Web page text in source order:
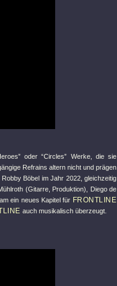
oder “Circles” Werke, die sie
Refrains altern nicht und prägen
Böbel im Jahr 2022, gleichzeitig
(Gitarre, Produktion), Diego de
ein neues Kapitel für FRONTLINE
auch musikalisch überzeugt.